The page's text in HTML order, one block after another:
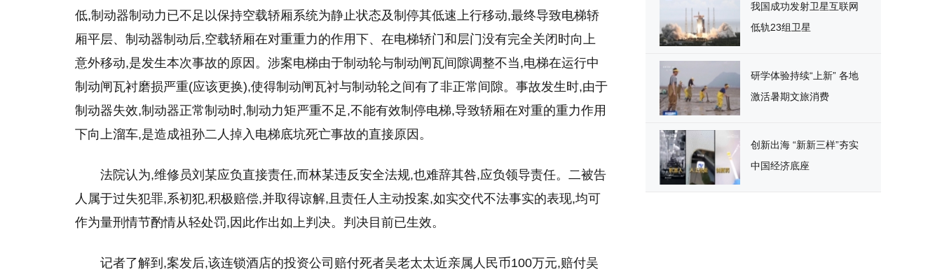
低,制动器制动力已不足以保持空载轿厢系统为静止状态及制停其低速上行移动,最终导致电梯轿
厢平层、制动器制动后,空载轿厢在对重重力的作用下、在电梯轿门和层门没有完全关闭时向上
意外移动,是发生本次事故的原因。涉案电梯由于制动轮与制动闸瓦间隙调整不当,电梯在运行中
制动闸瓦衬磨损严重(应该更换),使得制动闸瓦衬与制动轮之间有了非正常间隙。事故发生时,由于
制动器失效,制动器正常制动时,制动力矩严重不足,不能有效制停电梯,导致轿厢在对重的重力作用
下向上溜车,是造成祖孙二人掉入电梯底坑死亡事故的直接原因。
法院认为,维修员刘某应负直接责任,而林某违反安全法规,也难辞其咎,应负领导责任。二被告
人属于过失犯罪,系初犯,积极赔偿,并取得谅解,且责任人主动投案,如实交代不法事实的表现,均可
作为量刑情节酌情从轻处罚,因此作出如上判决。判决目前已生效。
记者了解到,案发后,该连锁酒店的投资公司赔付死者吴老太太近亲属人民币100万元,赔付吴
我国成功发射卫星互联网
低轨23组卫星
研学体验持续“上新” 各地
激活暑期文旅消费
创新出海 “新新三样”夯实
中国经济底座